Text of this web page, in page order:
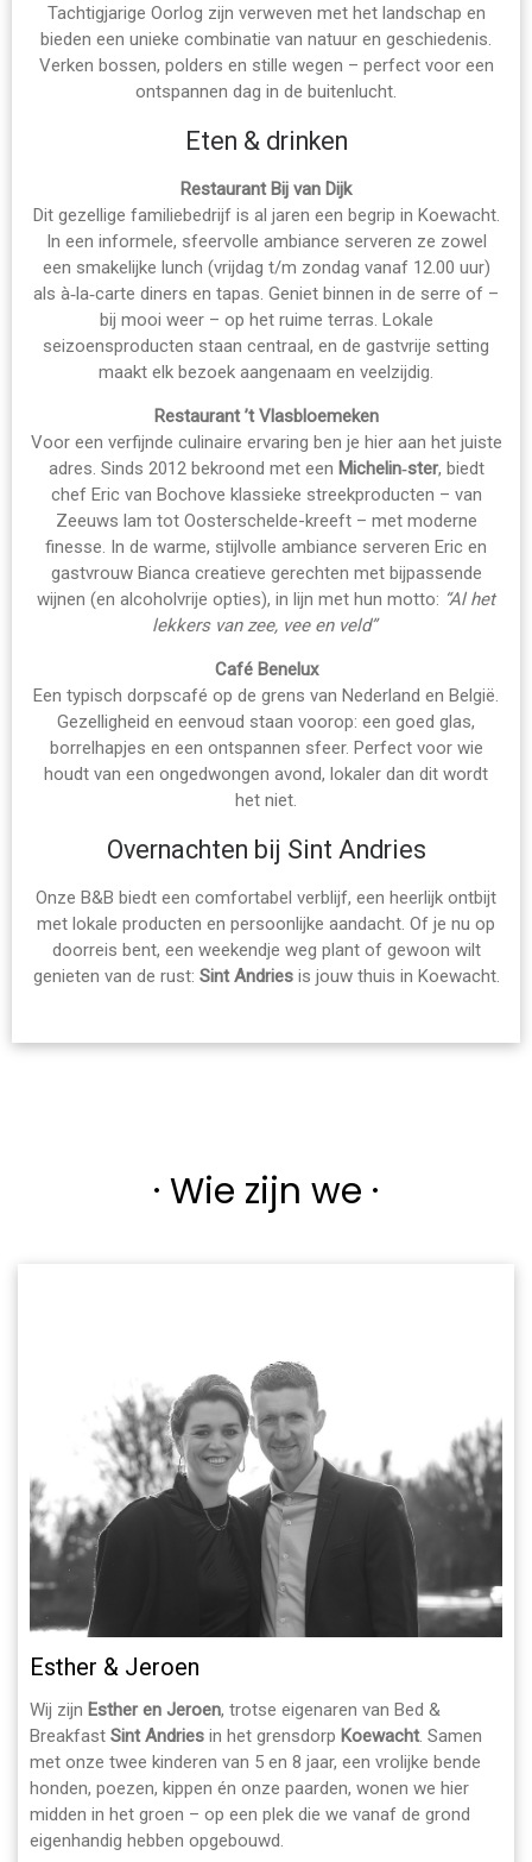
Tachtigjarige Oorlog zijn verweven met het landschap en
bieden een unieke combinatie van natuur en geschiedenis.
Verken bossen, polders en stille wegen – perfect voor een
ontspannen dag in de buitenlucht.
Eten & drinken
Restaurant Bij van Dijk
Dit gezellige familiebedrijf is al jaren een begrip in Koewacht.
In een informele, sfeervolle ambiance serveren ze zowel
een smakelijke lunch (vrijdag t/m zondag vanaf 12.00 uur)
als à‑la‑carte diners en tapas. Geniet binnen in de serre of –
bij mooi weer – op het ruime terras. Lokale
seizoensproducten staan centraal, en de gastvrije setting
maakt elk bezoek aangenaam en veelzijdig.
Restaurant ’t Vlasbloemeken
Voor een verfijnde culinaire ervaring ben je hier aan het juiste
adres. Sinds 2012 bekroond met een Michelin‑ster, biedt
chef Eric van Bochove klassieke streekproducten – van
Zeeuws lam tot Oosterschelde-kreeft – met moderne
finesse. In de warme, stijlvolle ambiance serveren Eric en
gastvrouw Bianca creatieve gerechten met bijpassende
wijnen (en alcoholvrije opties), in lijn met hun motto: “Al het
lekkers van zee, vee en veld”
Café Benelux
Een typisch dorpscafé op de grens van Nederland en België.
Gezelligheid en eenvoud staan voorop: een goed glas,
borrelhapjes en een ontspannen sfeer. Perfect voor wie
houdt van een ongedwongen avond, lokaler dan dit wordt
het niet.
Overnachten bij Sint Andries
Onze B&B biedt een comfortabel verblijf, een heerlijk ontbijt
met lokale producten en persoonlijke aandacht. Of je nu op
doorreis bent, een weekendje weg plant of gewoon wilt
genieten van de rust: Sint Andriesis jouw thuis in Koewacht.
· Wie zijn we ·
Esther & Jeroen
Wij zijn Esther en Jeroen, trotse eigenaren van Bed &
Breakfast Sint Andries in het grensdorp Koewacht. Samen
met onze twee kinderen van 5 en 8 jaar, een vrolijke bende
honden, poezen, kippen én onze paarden, wonen we hier
midden in het groen – op een plek die we vanaf de grond
eigenhandig hebben opgebouwd.